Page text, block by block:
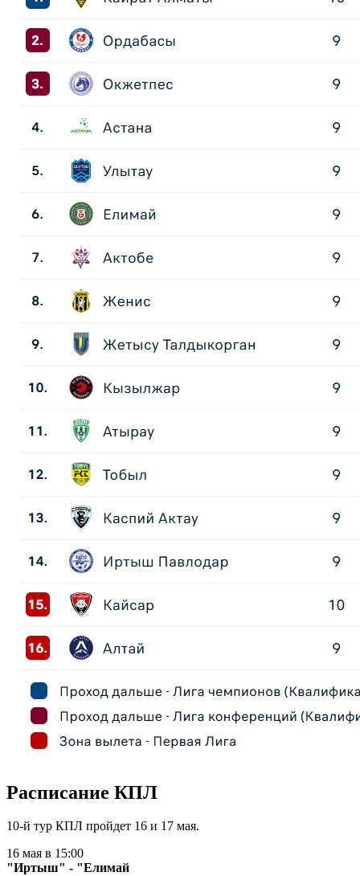
Расписание КПЛ
10-й тур КПЛ пройдет 16 и 17 мая.
16 мая в 15:00
"Иртыш" - "Елимай